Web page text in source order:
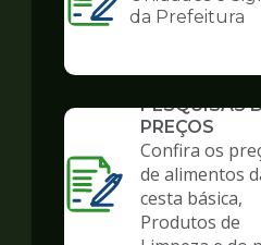
Ilustração
da
de
Governo
da Prefeitura
PESQUISAS
PREÇOS
Confira os
de alimentos
cesta básica,
Produtos de